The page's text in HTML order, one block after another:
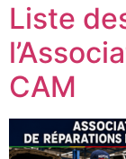
Liste
CAM